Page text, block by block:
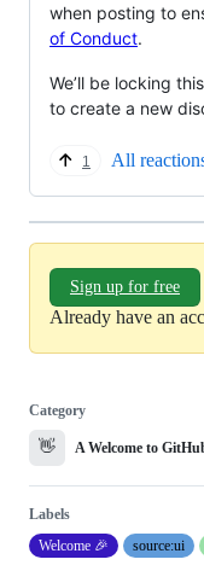
when posting to
of Conduct.
We’ll be locking
to create a new
1 All
Sign up for free
Already have an
Category
👋 A Welcome to
Labels
Welcome 🎉
source:ui